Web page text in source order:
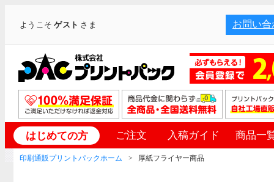
ようこそゲスト さま お問い合
はじめての方 ご注文 入稿ガイド 商品一
印刷通販プリントパックホーム 厚紙フライヤー商品